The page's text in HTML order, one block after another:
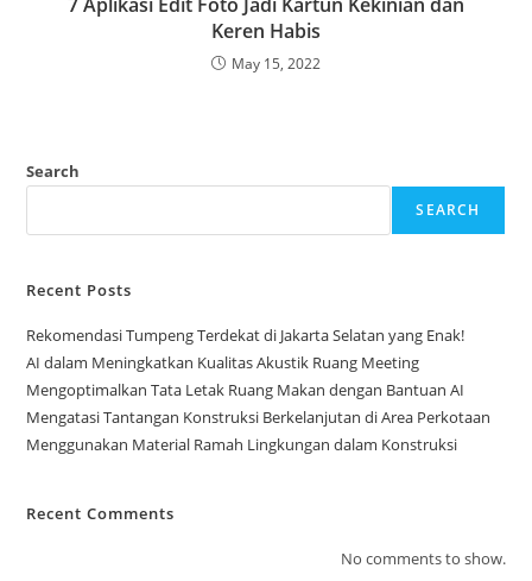
Keren Habis
May 15, 2022
Search
SEARCH
Recent Posts
Rekomendasi Tumpeng Terdekat di Jakarta Selatan yang Enak!
AI dalam Meningkatkan Kualitas Akustik Ruang Meeting
Mengoptimalkan Tata Letak Ruang Makan dengan Bantuan AI
Mengatasi Tantangan Konstruksi Berkelanjutan di Area Perkotaan
Menggunakan Material Ramah Lingkungan dalam Konstruksi
Recent Comments
No comments to show.